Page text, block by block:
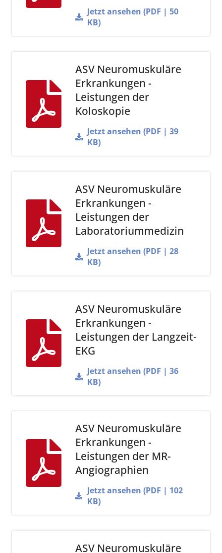
Jetzt ansehen (PDF | 50
KB)
ASV Neuromuskuläre
Erkrankungen -
Leistungen der
Koloskopie
Jetzt ansehen (PDF | 39
KB)
ASV Neuromuskuläre
Erkrankungen -
Leistungen der
Laboratoriummedizin
Jetzt ansehen (PDF | 28
KB)
ASV Neuromuskuläre
Erkrankungen -
Leistungen der Langzeit-
EKG
Jetzt ansehen (PDF | 36
KB)
ASV Neuromuskuläre
Erkrankungen -
Leistungen der MR-
Angiographien
Jetzt ansehen (PDF | 102
KB)
ASV Neuromuskuläre